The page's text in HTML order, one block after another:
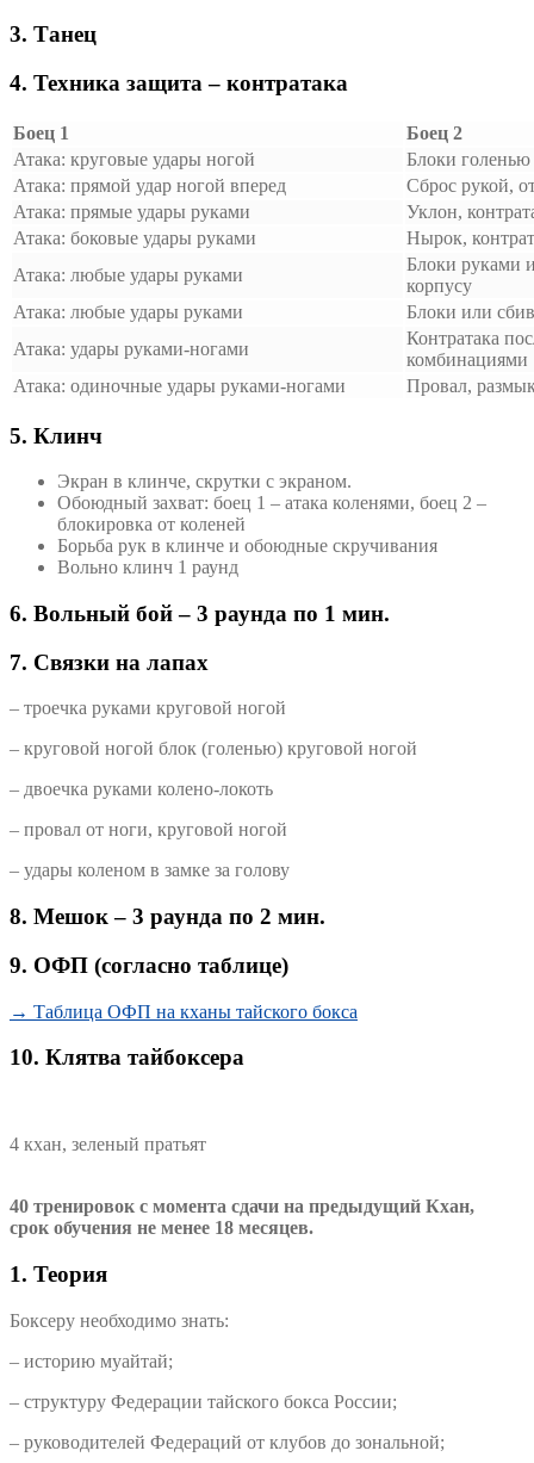
3. Танец
4. Техника защита – контратака
Боец 1
Боец 2
Атака: круговые удары ногой
Блоки
Атака: прямой удар ногой вперед
Сброс рукой,
Атака: прямые удары руками
Уклон,
Атака: боковые удары руками
Нырок,
Атака: любые удары руками
Блоки руками
корпусу
Атака: любые удары руками
Блоки или
Атака: удары руками-ногами
Контратака
комбинациями
Атака: одиночные удары руками-ногами
Провал,
5. Клинч
Экран в клинче, скрутки с экраном.
Обоюдный захват: боец 1 – атака коленями, боец 2 –
блокировка от коленей
Борьба рук в клинче и обоюдные скручивания
Вольно клинч 1 раунд
6. Вольный бой – 3 раунда по 1 мин.
7. Связки на лапах
– троечка руками круговой ногой
– круговой ногой блок (голенью) круговой ногой
– двоечка руками колено-локоть
– провал от ноги, круговой ногой
– удары коленом в замке за голову
8. Мешок – 3 раунда по 2 мин.
9. ОФП (согласно таблице)
→ Таблица ОФП на кханы тайского бокса
10. Клятва тайбоксера
4 кхан, зеленый пратьят
40 тренировок с момента сдачи на предыдущий Кхан,
срок обучения не менее 18 месяцев.
1. Теория
Боксеру необходимо знать:
– историю муайтай;
– структуру Федерации тайского бокса России;
– руководителей Федераций от клубов до зональной;